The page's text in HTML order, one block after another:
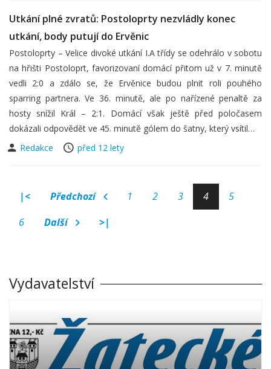
Utkání plné zvratů: Postoloprty nezvládly konec
utkání, body putují do Ervěnic
Postoloprty – Velice divoké utkání I.A třídy se odehrálo v sobotu
na hřišti Postoloprt, favorizovaní domácí přitom už v 7. minutě
vedli 2:0 a zdálo se, že Ervěnice budou plnit roli pouhého
sparring partnera. Ve 36. minutě, ale po nařízené penaltě za
hosty snížil Král – 2:1. Domácí však ještě před poločasem
dokázali odpovědět ve 45. minutě gólem do šatny, který vsítil…
Redakce
před 12 lety
|< Předchozí 1 2 3 4
5
6
Další >|
Vydavatelství